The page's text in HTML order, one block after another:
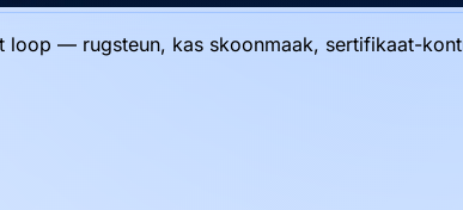
— rugsteun, kas skoonmaak, sertifikaat-